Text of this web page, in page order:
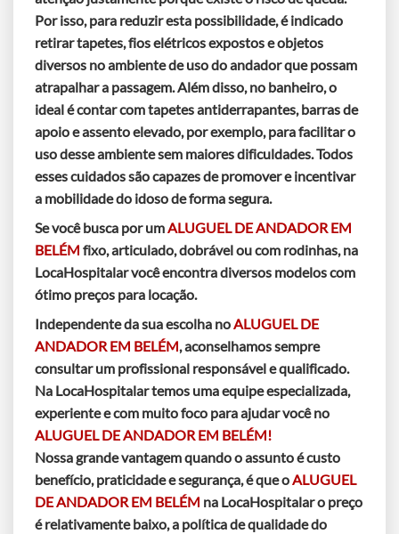
Por isso, para reduzir esta possibilidade, é indicado
retirar tapetes, fios elétricos expostos e objetos
diversos no ambiente de uso do andador que possam
atrapalhar a passagem. Além disso, no banheiro, o
ideal é contar com tapetes antiderrapantes, barras de
apoio e assento elevado, por exemplo, para facilitar o
uso desse ambiente sem maiores dificuldades. Todos
esses cuidados são capazes de promover e incentivar
a mobilidade do idoso de forma segura.
Se você busca por umALUGUEL DE ANDADOR EM
BELÉM fixo, articulado, dobrável ou com rodinhas, na
LocaHospitalar você encontra diversos modelos com
ótimo preços para locação.
Independente da sua escolha noALUGUEL DE
ANDADOR EM BELÉM, aconselhamos sempre
consultar um profissional responsável e qualificado.
Na LocaHospitalar temos uma equipe especializada,
experiente e com muito foco para ajudar você no
ALUGUEL DE ANDADOR EM BELÉM!
Nossa grande vantagem quando o assunto é custo
benefício, praticidade e segurança, é que oALUGUEL
DE ANDADOR EM BELÉM na LocaHospitalar o preço
é relativamente baixo, a política de qualidade do